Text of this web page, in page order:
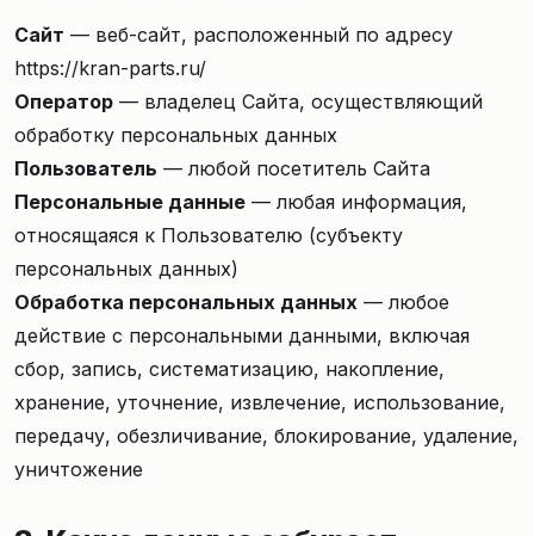
Сайт — веб-сайт, расположенный по адресу
https://kran-parts.ru/
Оператор — владелец Сайта, осуществляющий
обработку персональных данных
Пользователь — любой посетитель Сайта
Персональные данные — любая информация,
относящаяся к Пользователю (субъекту
персональных данных)
Обработка персональных данных — любое
действие с персональными данными, включая
сбор, запись, систематизацию, накопление,
хранение, уточнение, извлечение, использование,
передачу, обезличивание, блокирование, удаление,
уничтожение